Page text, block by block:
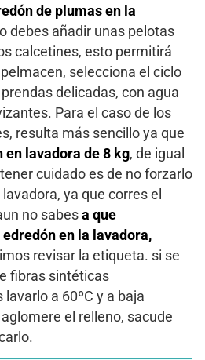
de plumas en la
debes añadir unas pelotas
calcetines, esto permitirá
selecciona el ciclo
delicadas, con agua
Para el caso de los
resulta más sencillo ya que
en lavadora de 8 kg, de igual
cuidado es de no forzarlo
ya que corres el
no sabes a que
en la lavadora,
revisar la etiqueta. si se
fibras sintéticas
a 60ºC y a baja
el relleno, sacude